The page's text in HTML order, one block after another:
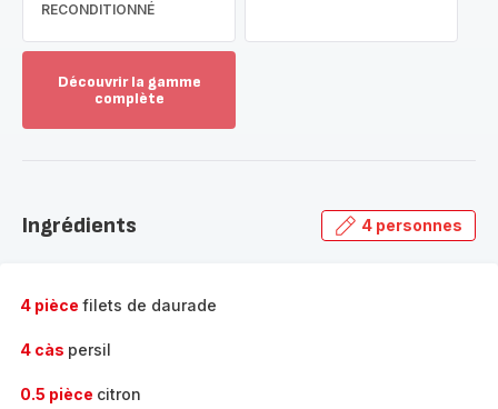
RECONDITIONNÉ
Découvrir la gamme
complète
gamme
Ingrédients 4 personnes
4 pièce filets de daurade
4 càs persil
0.5 pièce citron